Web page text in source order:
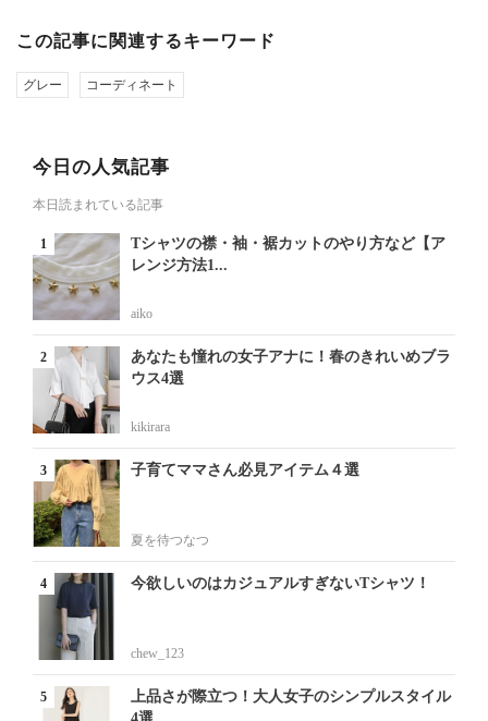
この記事に関連するキーワード
グレー コーディネート
今日の人気記事
本日読まれている記事
Tシャツの襟・袖・裾カットのやり方など【ア
レンジ方法1...
aiko
あなたも憧れの女子アナに！春のきれいめブラ
ウス4選
kikirara
子育てママさん必見アイテム４選
夏を待つなつ
今欲しいのはカジュアルすぎないTシャツ！
chew_123
上品さが際立つ！大人女子のシンプルスタイル